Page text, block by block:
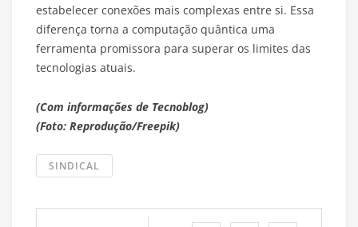
estabelecer conexões mais complexas entre si. Essa
diferença torna a computação quântica uma
ferramenta promissora para superar os limites das
tecnologias atuais.
(Com informações de Tecnoblog)
(Foto: Reprodução/Freepik)
SINDICAL